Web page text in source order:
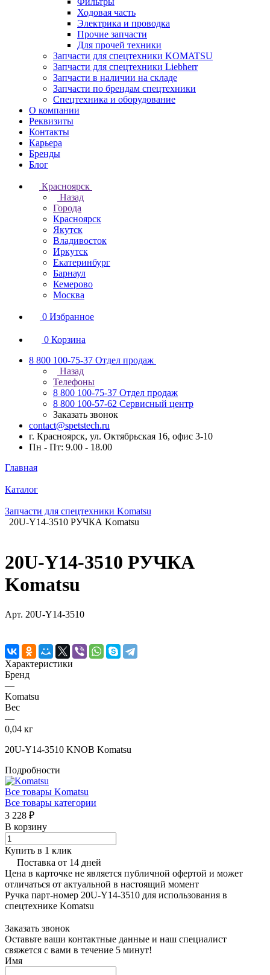
Ходовая часть
Электрика и проводка
Прочие запчасти
Для прочей техники
Запчасти для спецтехники KOMATSU
Запчасти для спецтехники Liebherr
Запчасти в наличии на складе
Запчасти по брендам спецтехники
Спецтехника и оборудование
О компании
Реквизиты
Контакты
Карьера
Бренды
Блог
Красноярск
Назад
Города
Красноярск
Якутск
Владивосток
Иркутск
Екатеринбург
Барнаул
Кемерово
Москва
0 Избранное
0 Корзина
8 800 100-75-37 Отдел продаж
Назад
Телефоны
8 800 100-75-37 Отдел продаж
8 800 100-57-62 Сервисный центр
Заказать звонок
contact@spetstech.ru
г. Красноярск, ул. Октябрьская 16, офис 3-10
Пн - Пт: 9.00 - 18.00
Главная
Каталог
Запчасти для спецтехники Komatsu
20U-Y14-3510 РУЧКА Komatsu
20U-Y14-3510 РУЧКА
Komatsu
Арт. 20U-Y14-3510
Характеристики
Бренд
—
Komatsu
Вес
—
0,04 кг
20U-Y14-3510 KNOB Komatsu
Подробности
Все товары Komatsu
Все товары категории
3 228 ₽
В корзину
Купить в 1 клик
Поставка от 14 дней
Цена в карточке не является публичной офертой и может
отличаться от актуальной в настоящий момент
Ручка парт-номер 20U-Y14-3510 для использования в
спецтехнике Komatsu
Заказать звонок
Оставьте ваши контактные данные и наш специалист
свяжется с вами в течение 5 минут!
Имя